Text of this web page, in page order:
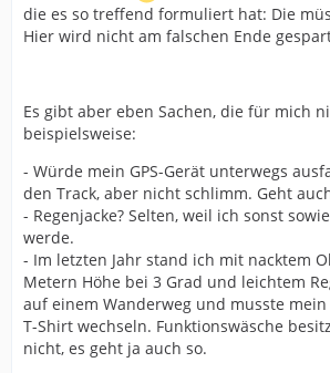
die es so treffend formuliert hat: Die
Hier wird nicht am falschen Ende
Es gibt aber eben Sachen, die für mich
beispielsweise:
- Würde mein GPS-Gerät unterwegs
den Track, aber nicht schlimm. Geht
- Regenjacke? Selten, weil ich sonst
werde.
- Im letzten Jahr stand ich mit nacktem
Metern Höhe bei 3 Grad und leichtem
auf einem Wanderweg und musste mein
T-Shirt wechseln. Funktionswäsche
nicht, es geht ja auch so.